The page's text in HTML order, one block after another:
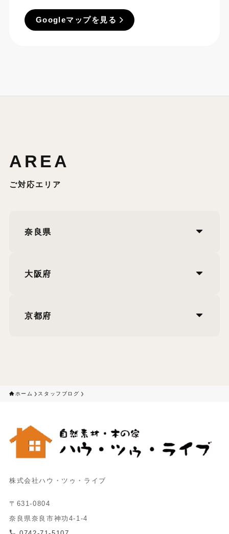
Googleマップを見る
AREA
ご対応エリア
奈良県
大阪府
京都府
ホーム スタッフブログ
株式会社ハウ・ツゥ・ライブ
〒631-0804
奈良県奈良市神功4-1-4